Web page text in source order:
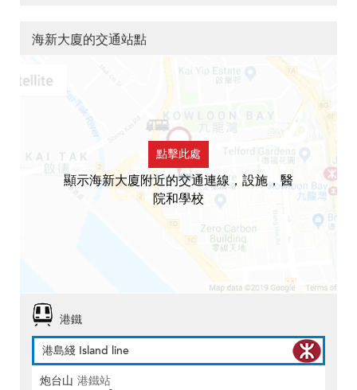
海新大廈的交通站點
點擊此處
顯示海新大廈附近的交通連線，設施，醫
院和學校
港鐵
港島綫 Island line
炮台山 港鐵站